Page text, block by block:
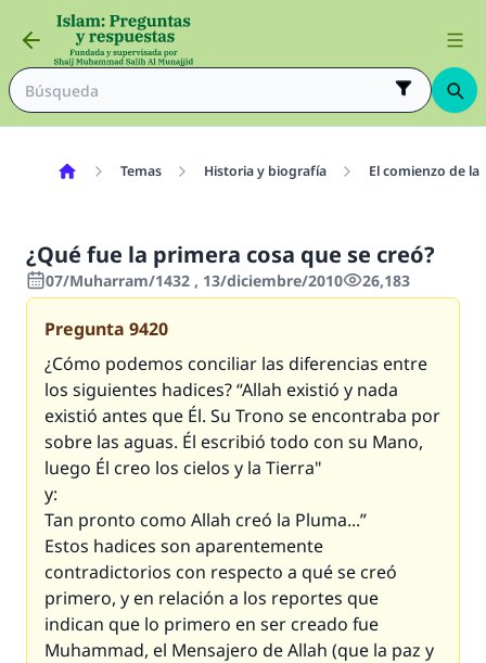
Temas Historia y biografía El comienzo de la
¿Qué fue la primera cosa que se creó?
07/Muharram/1432 , 13/diciembre/2010 26,183
Pregunta 9420
¿Cómo podemos conciliar las diferencias entre
los siguientes hadices? “Allah existió y nada
existió antes que Él. Su Trono se encontraba por
sobre las aguas. Él escribió todo con su Mano,
luego Él creo los cielos y la Tierra"
y:
Tan pronto como Allah creó la Pluma...”
Estos hadices son aparentemente
contradictorios con respecto a qué se creó
primero, y en relación a los reportes que
indican que lo primero en ser creado fue
Muhammad, el Mensajero de Allah (que la paz y